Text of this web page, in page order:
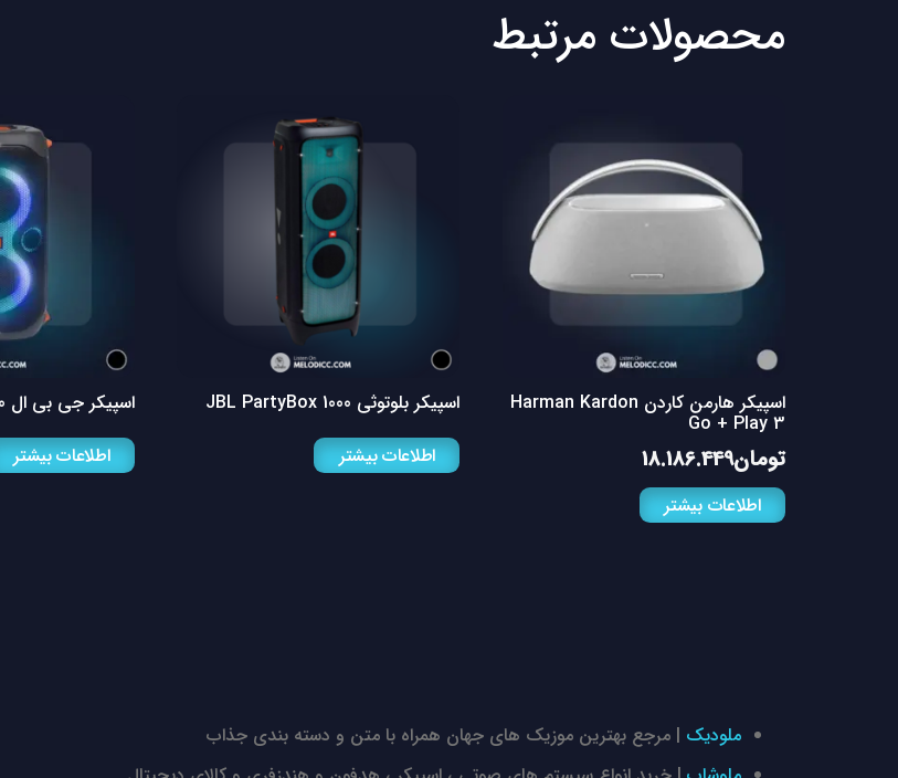
محصولات مرتبط
اسپیکر هارمن کاردن Harman Kardon
Go + Play 3
تومان18.186.449
اطلاعات بیشتر
اسپیکر بلوتوثی JBL PartyBox 1000
اطلاعات بیشتر
اسپیکر جی بی ال JBL PartyBox 110
اطلاعات بیشتر
ملودیک | مرجع بهترین موزیک های جهان همراه با متن و دسته بندی جذاب